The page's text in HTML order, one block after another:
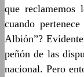
que reclamemos
cuando
Albión”?
peñón de las
nacional. Pero